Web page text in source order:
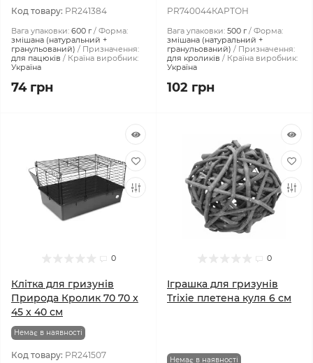
Код товару: PR241384
Вага упаковки: 600 г
Форма:
змішана (натуральний +
гранульований)
Призначення:
для пацюків
Країна виробник:
Україна
74 грн
PR740044КАРТОН
Вага упаковки: 500 г
Форма:
змішана (натуральний +
гранульований)
Призначення:
для кроликів
Країна виробник:
Україна
102 грн
0
Клітка для гризунів
Природа Кролик 70 70 x
45 x 40 см
Немає в наявності
Код товару: PR241507
0
Іграшка для гризунів
Trixie плетена куля 6 см
Немає в наявності